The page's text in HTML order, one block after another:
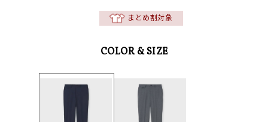
まとめ割対象
COLOR & SIZE